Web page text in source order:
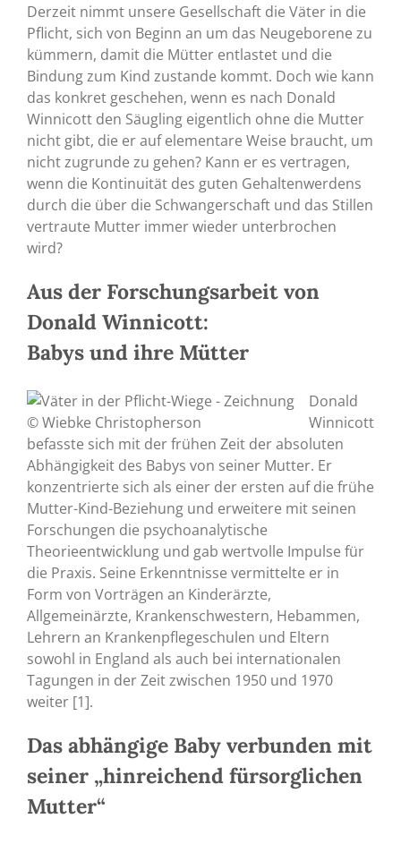
Derzeit nimmt unsere Gesellschaft die Väter in die
Pflicht, sich von Beginn an um das Neugeborene zu
kümmern, damit die Mütter entlastet und die
Bindung zum Kind zustande kommt. Doch wie kann
das konkret geschehen, wenn es nach Donald
Winnicott den Säugling eigentlich ohne die Mutter
nicht gibt, die er auf elementare Weise braucht, um
nicht zugrunde zu gehen? Kann er es vertragen,
wenn die Kontinuität des guten Gehaltenwerdens
durch die über die Schwangerschaft und das Stillen
vertraute Mutter immer wieder unterbrochen
wird?
Aus der Forschungsarbeit von
Donald Winnicott:
Babys und ihre Mütter
Donald
Winnicott
befasste sich mit der frühen Zeit der absoluten
Abhängigkeit des Babys von seiner Mutter. Er
konzentrierte sich als einer der ersten auf die frühe
Mutter-Kind-Beziehung und erweitere mit seinen
Forschungen die psychoanalytische
Theorieentwicklung und gab wertvolle Impulse für
die Praxis. Seine Erkenntnisse vermittelte er in
Form von Vorträgen an Kinderärzte,
Allgemeinärzte, Krankenschwestern, Hebammen,
Lehrern an Krankenpflegeschulen und Eltern
sowohl in England als auch bei internationalen
Tagungen in der Zeit zwischen 1950 und 1970
weiter [1].
Das abhängige Baby verbunden mit
seiner „hinreichend fürsorglichen
Mutter“